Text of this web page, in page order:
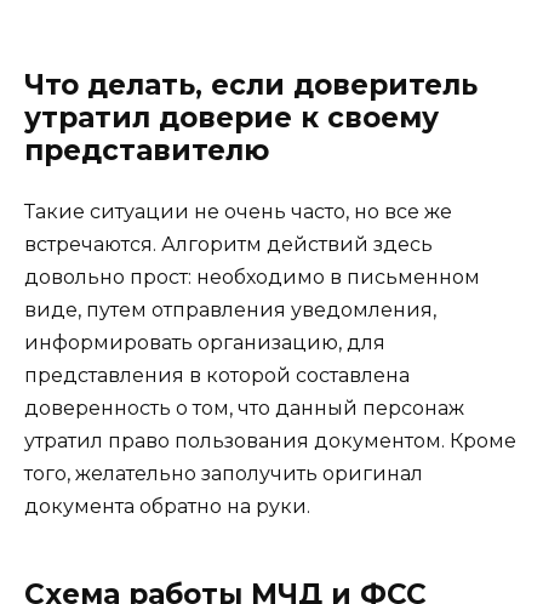
Что делать, если доверитель
утратил доверие к своему
представителю
Такие ситуации не очень часто, но все же
встречаются. Алгоритм действий здесь
довольно прост: необходимо в письменном
виде, путем отправления уведомления,
информировать организацию, для
представления в которой составлена
доверенность о том, что данный персонаж
утратил право пользования документом. Кроме
того, желательно заполучить оригинал
документа обратно на руки.
Схема работы МЧД и ФСС